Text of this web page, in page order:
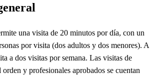
una visita de 20 minutos por día, con un
por visita (dos adultos y dos menores). A
a dos visitas por semana. Las visitas de
orden y profesionales aprobados se cuentan